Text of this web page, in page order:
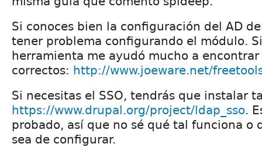
Si conoces bien la configuración del AD
tener problema configurando el módulo.
herramienta me ayudó mucho a
correctos: http://www.joeware.net/
Si necesitas el SSO, tendrás que instalar
https://www.drupal.org/project/ldap_sso.
probado, así que no sé qué tal funciona o
sea de configurar.